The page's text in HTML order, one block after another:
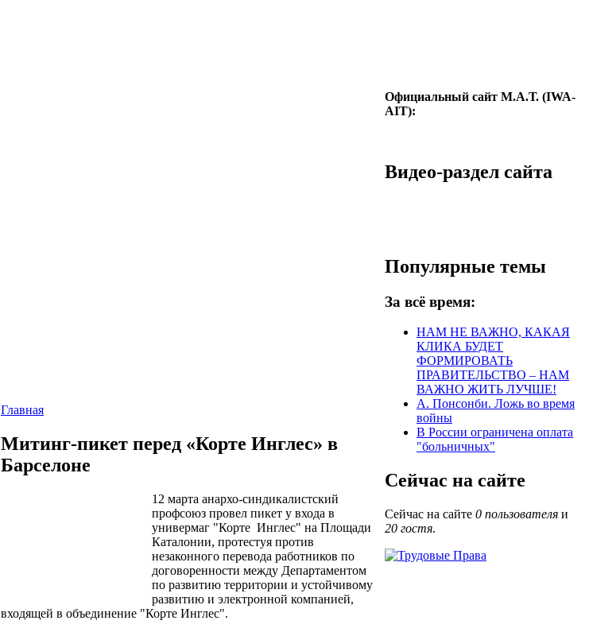
Главная
Митинг-пикет перед «Корте Инглес» в
Барселоне
12 марта анархо-синдикалистский
профсоюз провел пикет у входа в
универмаг "Корте Инглес" на Площади
Каталонии, протестуя против
незаконного перевода работников по
договоренности между Департаментом
по развитию территории и устойчивому
развитию и электронной компанией,
входящей в объединение "Корте Инглес".
Официальный сайт М.А.Т. (IWA-
AIT):
Видео-раздел сайта
Популярные темы
За всё время:
НАМ НЕ ВАЖНО, КАКАЯ
КЛИКА БУДЕТ
ФОРМИРОВАТЬ
ПРАВИТЕЛЬСТВО – НАМ
ВАЖНО ЖИТЬ ЛУЧШЕ!
А. Понсонби. Ложь во время
войны
В России ограничена оплата
"больничных"
Сейчас на сайте
Сейчас на сайте 0 пользователя и
20 гостя.